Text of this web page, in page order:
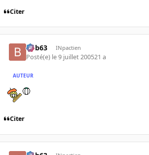
Citer
bob63 INpactien
Posté(e) le 9 juillet 200521 a
AUTEUR
Citer